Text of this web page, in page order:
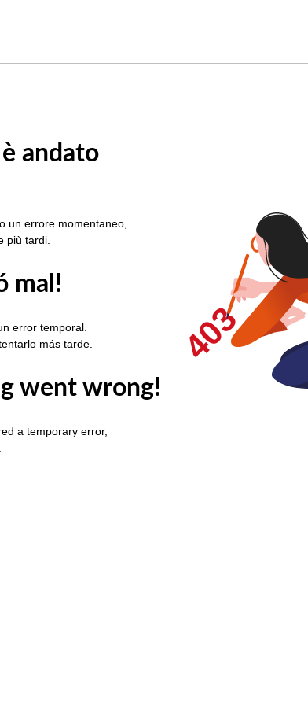
andato
un errore momentaneo,
più tardi.
mal!
error temporal.
más tarde.
went wrong!
a temporary error,
403